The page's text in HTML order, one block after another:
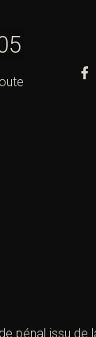
péna l issu de